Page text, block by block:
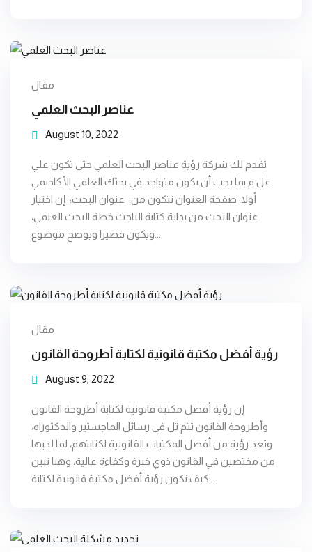
مقال
عناصر البحث العلمي
August 10, 2022
تقدم لك شركة رؤية عناصر البحث العلمي حتى تكون علي
عل م بما يجب أن يكون متواجد في بحثك العلمي الأكاديمي
أولا: صفحة العنوان تتكون من: عنوان البحث: إن اختيار
عنوان البحث من بداية كتابة الباحث خطة البحث العلمي،
مقال
رؤية أفضل مكتبة قانونية لكتابة أطروحة القانون
August 9, 2022
إن رؤية أفضل مكتبة قانونية لكتابة أطروحة القانون
وأطروحة القانون تتم ثل في رسائل الماجستير والدكتوراه،
وتعد رؤية من أفضل المكتبات القانونية لكتابتهم، لما لديها
من مختصين في القانون ذوي خبرة وكفاءة عالية، وهنا نبين